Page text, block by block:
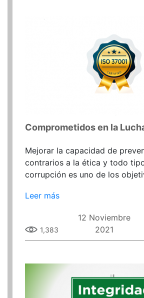
Mejorar la capacidad de
contrarios a la ética y todo
corrupción es uno de los
Leer más
1,383
12 Noviembre
2021